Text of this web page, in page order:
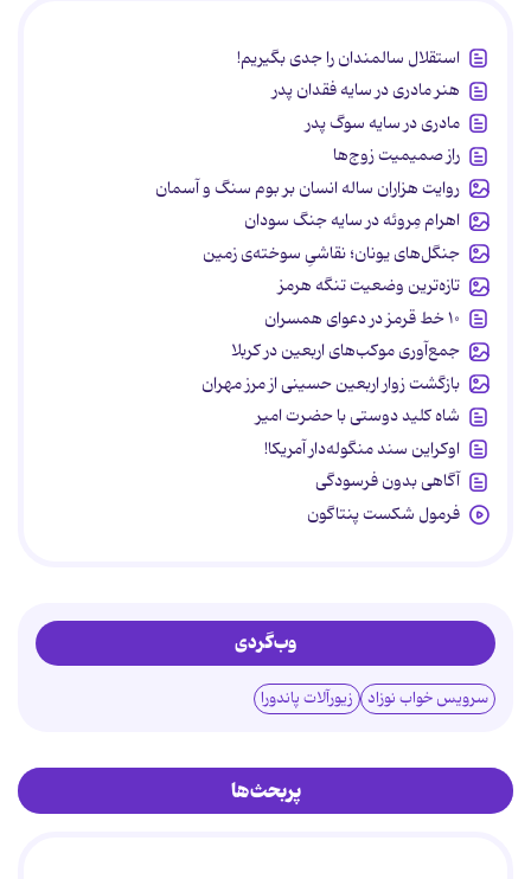
استقلال سالمندان را جدی بگیریم!
هنر مادری در سایه‌ فقدان پدر
مادری در سایه سوگ پدر
راز صمیمیت زوج‌ها
روایت هزاران ساله انسان بر بوم سنگ و آسمان
اهرام مِروئه در سایه جنگ سودان
جنگل‌های یونان؛ نقاشیِ سوخته‌ی زمین
تازه‌ترین وضعیت تنگه هرمز
۱۰ خط قرمز در دعوای همسران
جمع‌آوری موکب‌های اربعین در کربلا
بازگشت زوار اربعین حسینی از مرز مهران
شاه کلید دوستی با حضرت امیر
اوکراین سند منگوله‌دار آمریکا!
آگاهی بدون فرسودگی
فرمول شکست پنتاگون
وب‌گردی
سرویس خواب نوزاد زیورآلات پاندورا
پربحث‌ها